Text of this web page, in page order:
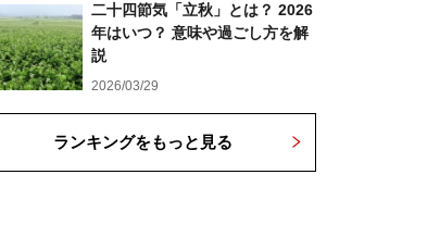
二十四節気「立秋」とは？ 2026
年はいつ？ 意味や過ごし方を解
説
2026/03/29
ランキングをもっと見る